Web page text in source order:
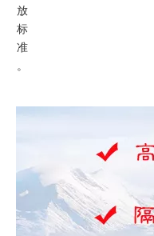
放
标
准
。